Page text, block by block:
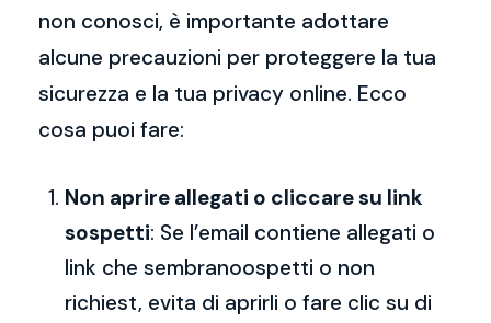
non conosci, è importante adottare
alcune precauzioni per proteggere la tua
sicurezza e la tua privacy online. Ecco
cosa puoi fare:
Non aprire allegati o cliccare su link
sospetti: Se l’email contiene allegati o
link che sembranoospetti o non
richiest, evita di aprirli o fare clic su di